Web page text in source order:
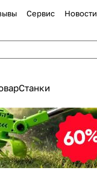
Сервис Новости
Станки